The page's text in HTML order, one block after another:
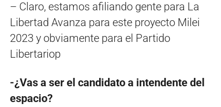
– Claro, estamos afiliando gente para La
Libertad Avanza para este proyecto Milei
2023 y obviamente para el Partido
Libertariop
-¿Vas a ser el candidato a intendente del
espacio?